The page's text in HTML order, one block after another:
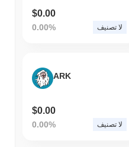
$0.00
0.00% لا تصنيف
ARK
$0.00
0.00% لا تصنيف